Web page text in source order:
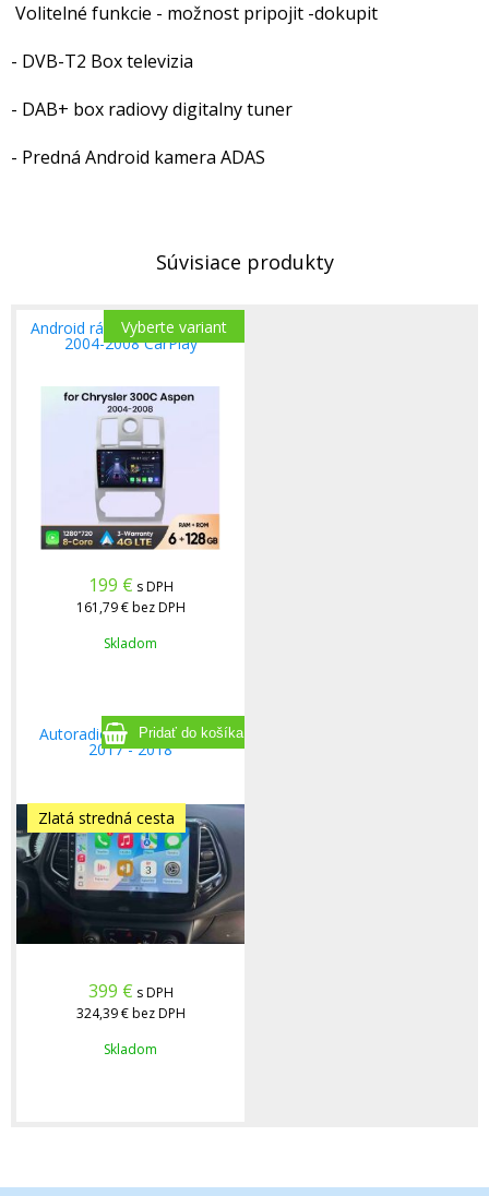
Volitelné funkcie - možnost pripojit -dokupit
- DVB-T2 Box televizia
- DAB+ box radiovy digitalny tuner
- Predná Android kamera ADAS
Súvisiace produkty
Android rádio Chrysler 300 C
2004-2008 CarPlay
199 € s DPH
161,79 € bez DPH
Vyberte variant
Skladom
Autoradio JEEP COMPASS
2017 - 2018
Zlatá stredná cesta
399 € s DPH
324,39 € bez DPH
Skladom